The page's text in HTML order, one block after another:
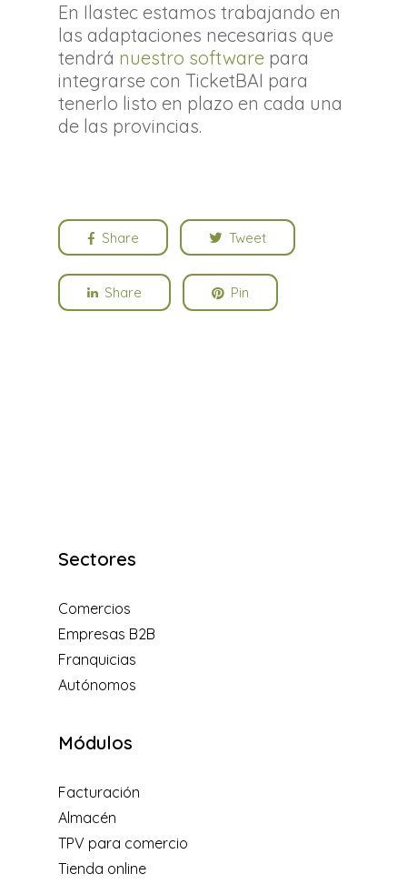
En Ilastec estamos trabajando en
las adaptaciones necesarias que
tendrá nuestro software para
integrarse con TicketBAI para
tenerlo listo en plazo en cada una
de las provincias.
Share Tweet
Share Pin
Sectores
Comercios
Empresas B2B
Franquicias
Autónomos
Módulos
Facturación
Almacén
TPV para comercio
Tienda online